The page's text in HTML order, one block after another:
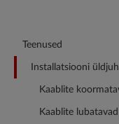
Teenused
Installatsiooni
Kaablite
Kaablite